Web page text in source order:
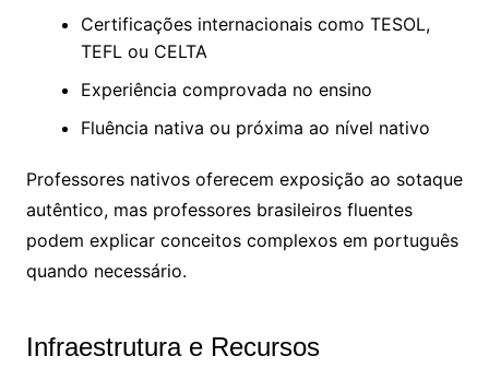
Certificações internacionais como TESOL,
TEFL ou CELTA
Experiência comprovada no ensino
Fluência nativa ou próxima ao nível nativo
Professores nativos oferecem exposição ao sotaque
autêntico, mas professores brasileiros fluentes
podem explicar conceitos complexos em português
quando necessário.
Infraestrutura e Recursos